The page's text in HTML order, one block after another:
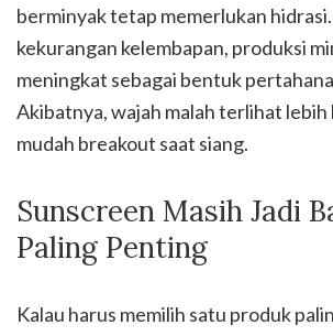
berminyak tetap memerlukan
kekurangan kelembapan, produksi
meningkat sebagai bentuk
Akibatnya, wajah malah terlihat lebih
mudah breakout saat siang.
Sunscreen Masih Jadi
Paling Penting
Kalau harus memilih satu produk